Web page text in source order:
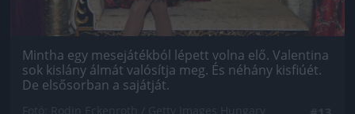
Mintha egy mesejátékból lépett volna elő. Valentina
sok kislány álmát valósítja meg. És néhány kisfiúét.
De elsősorban a sajátját.